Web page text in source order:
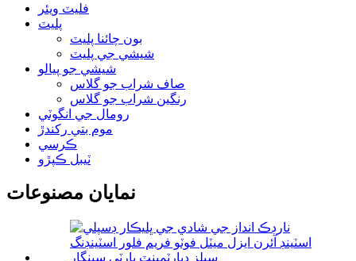
فليٽ ويئر
پليٽ
بون چائنا پليٽ
شيشي جي پليٽ
شيشي جو پيالو
صاف شراب جو گلاس
رنگين شراب جو گلاس
رومال جي انگوٽي
موم بتي رکندڙ
ڪرسي
ٽيبل ڪپڙو
نمايان مصنوعات